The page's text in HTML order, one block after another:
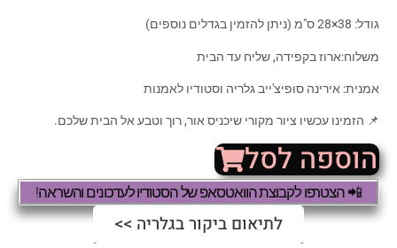
גודל: 38×28 ס"מ (ניתן להזמין בגדלים נוספים)
משלוח:ארוז בקפידה, שליח עד הבית
אמנית: אירינה סופיצ'ייב גלריה וסטודיו לאמנות
📌 הזמינו עכשיו ציור מקורי שיכניס אור, רוך וטבע אל הבית שלכם.
הוספה לסל
📲 הצטרפו לקבוצת הוואטסאפ של הסטודיו לעדכונים והשראה!
לתיאום ביקור בגלריה >>